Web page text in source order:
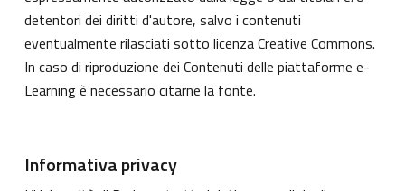
detentori dei diritti d'autore, salvo i contenuti
eventualmente rilasciati sotto licenza Creative Commons.
In caso di riproduzione dei Contenuti delle piattaforme e-
Learning è necessario citarne la fonte.
Informativa privacy